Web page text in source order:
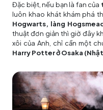
Đặc biệt, nếu bạn là fan của
luôn khao khát khám phá
Hogwarts, làng
thuật đơn giản thì giờ đây
xôi của Anh, chỉ cần một
Harry Potter ở Osaka